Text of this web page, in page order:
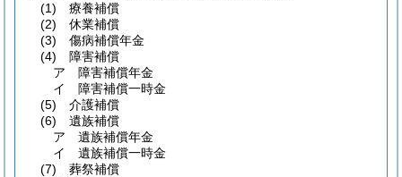
(1)
療養補償
(2)
休業補償
(3)
傷病補償年金
(4)
障害補償
ア
障害補償年金
イ
障害補償一時金
(5)
介護補償
(6)
遺族補償
ア
遺族補償年金
イ
遺族補償一時金
(7)
葬祭補償